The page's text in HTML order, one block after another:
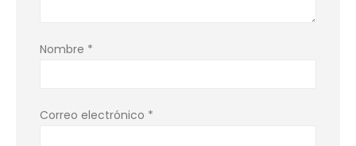
Nombre *
Correo electrónico *